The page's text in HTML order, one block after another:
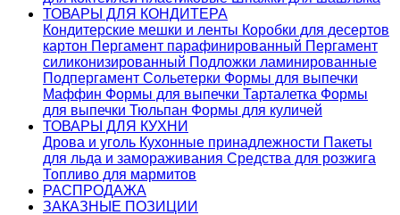
ТОВАРЫ ДЛЯ КОНДИТЕРА
Кондитерские мешки и ленты Коробки для десертов
картон Пергамент парафинированный Пергамент
силиконизированный Подложки ламинированные
Подпергамент Сольетерки Формы для выпечки
Маффин Формы для выпечки Тарталетка Формы
для выпечки Тюльпан Формы для куличей
ТОВАРЫ ДЛЯ КУХНИ
Дрова и уголь Кухонные принадлежности Пакеты
для льда и замораживания Средства для розжига
Топливо для мармитов
РАСПРОДАЖА
ЗАКАЗНЫЕ ПОЗИЦИИ